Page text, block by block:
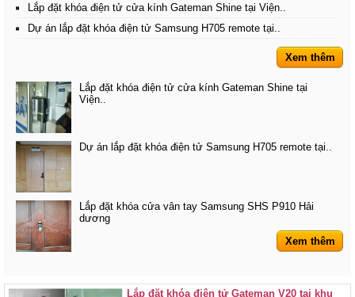
Lắp đặt khóa điện tử cửa kính Gateman Shine tại Viện..
Dự án lắp đặt khóa điện tử Samsung H705 remote tại..
Xem thêm
Lắp đặt khóa điện tử cửa kính Gateman Shine tại
Viện..
Dự án lắp đặt khóa điện tử Samsung H705 remote tại..
Lắp đặt khóa cửa vân tay Samsung SHS P910 Hải
dương
Xem thêm
Lắp đặt khóa điện tử Gateman V20 tại khu